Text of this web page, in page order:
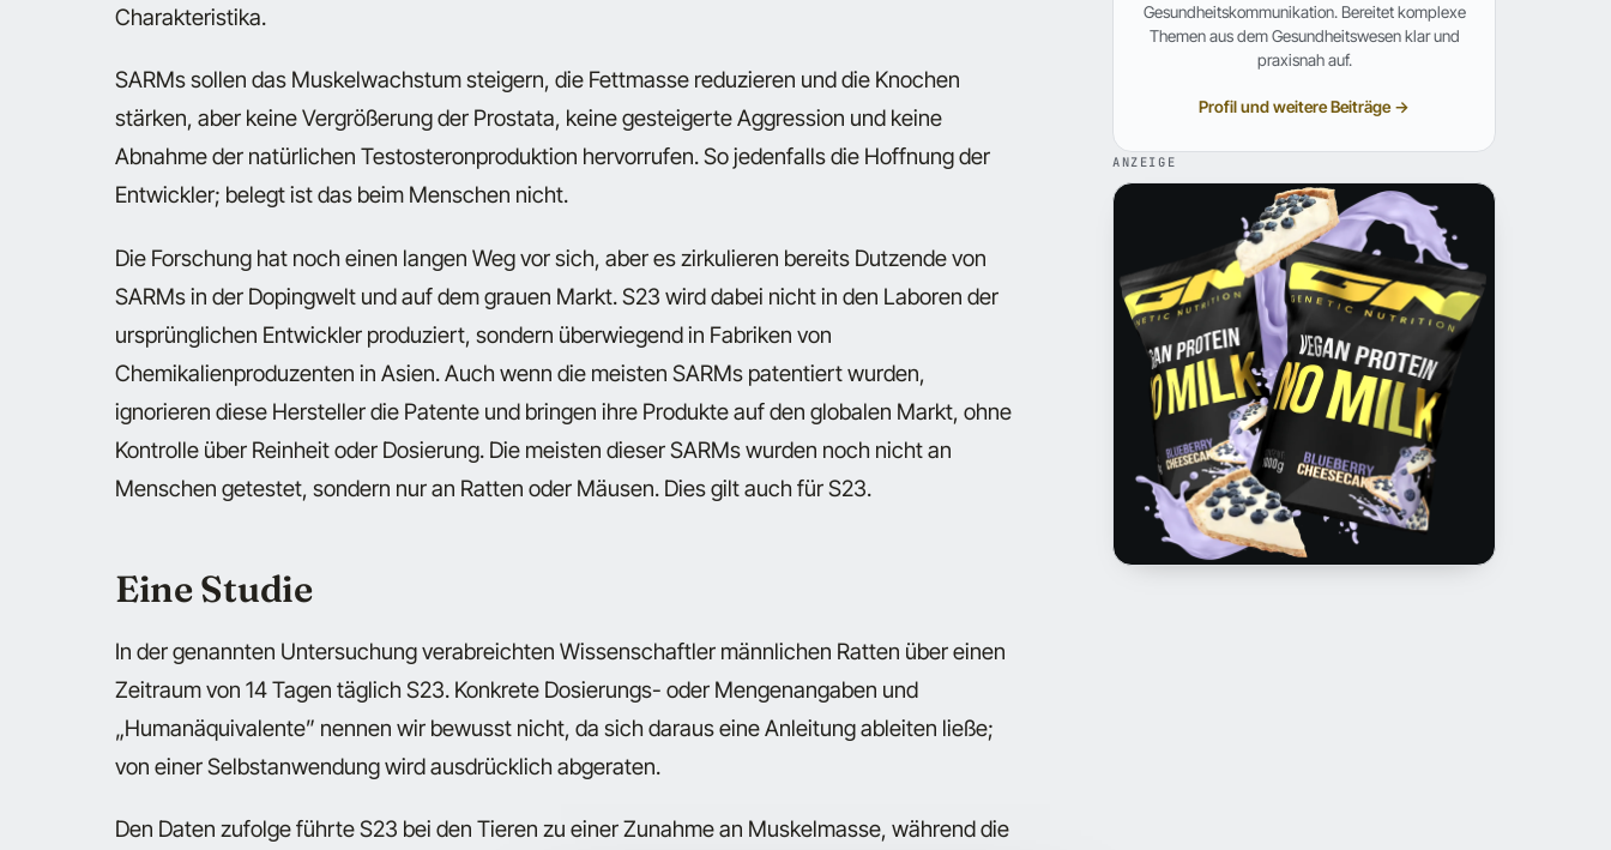
Charakteristika.
SARMs sollen das Muskelwachstum steigern, die Fettmasse reduzieren und die Knochen
stärken, aber keine Vergrößerung der Prostata, keine gesteigerte Aggression und keine
Abnahme der natürlichen Testosteronproduktion hervorrufen. So jedenfalls die Hoffnung der
Entwickler; belegt ist das beim Menschen nicht.
Die Forschung hat noch einen langen Weg vor sich, aber es zirkulieren bereits Dutzende von
SARMs in der Dopingwelt und auf dem grauen Markt. S23 wird dabei nicht in den Laboren der
ursprünglichen Entwickler produziert, sondern überwiegend in Fabriken von
Chemikalienproduzenten in Asien. Auch wenn die meisten SARMs patentiert wurden,
ignorieren diese Hersteller die Patente und bringen ihre Produkte auf den globalen Markt, ohne
Kontrolle über Reinheit oder Dosierung. Die meisten dieser SARMs wurden noch nicht an
Menschen getestet, sondern nur an Ratten oder Mäusen. Dies gilt auch für S23.
Eine Studie
In der genannten Untersuchung verabreichten Wissenschaftler männlichen Ratten über einen
Zeitraum von 14 Tagen täglich S23. Konkrete Dosierungs- oder Mengenangaben und
„Humanäquivalente” nennen wir bewusst nicht, da sich daraus eine Anleitung ableiten ließe;
von einer Selbstanwendung wird ausdrücklich abgeraten.
Den Daten zufolge führte S23 bei den Tieren zu einer Zunahme an Muskelmasse, während die
Gesundheitskommunikation. Bereitet komplexe
Themen aus dem Gesundheitswesen klar und
praxisnah auf.
Profil und weitere Beiträge →
ANZEIGE